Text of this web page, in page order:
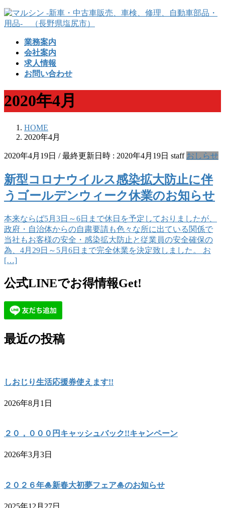
コ
ン
ッ
プ
ナ
ビ
移
動
業務案内
会社案内
求人情報
お問い合わせ
2020年4月
HOME
2020年4月
2020年4月19日 / 最終更新日時 : 2020年4月19日 staff おしらせ
新型コロナウイルス感染拡大防止に伴
うゴールデンウィーク休業のお知らせ
本来ならば5月3日～6日まで休日を予定しておりましたが、
政府・自治体からの自粛要請も色々な所に出ている関係で
当社もお客様の安全・感染拡大防止と従業員の安全確保の
為、4月29日～5月6日まで完全休業を決定致しました。 お
[…]
公式LINEでお得情報Get!
最近の投稿
しおじり生活応援券使えます!!
2026年8月1日
２０，０００円キャッシュバック!!キャンペーン
2026年3月3日
２０２６年🎍新春大初夢フェア🎍のお知らせ
2025年12月27日